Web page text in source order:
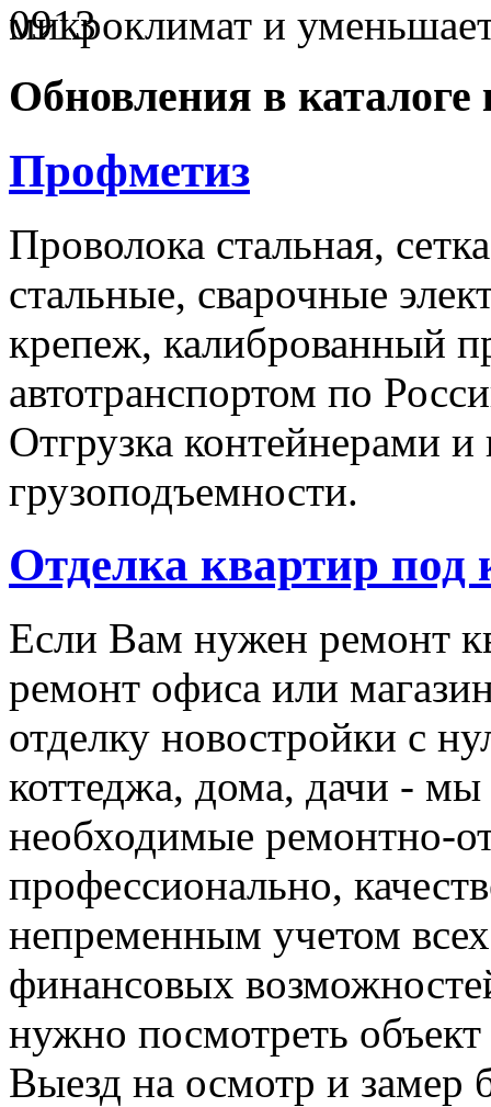
микроклимат и
Обновления в
Профметиз
Проволока стальная,
стальные, сварочные
крепеж, калиброванный
автотранспортом по
Отгрузка контейнерами
грузоподъемности.
Отделка квартир под
Если Вам нужен ремонт
ремонт офиса или
отделку новостройки с
коттеджа, дома, дачи -
необходимые ремонтно-
профессионально,
непременным учетом
финансовых
нужно посмотреть
Выезд на осмотр и